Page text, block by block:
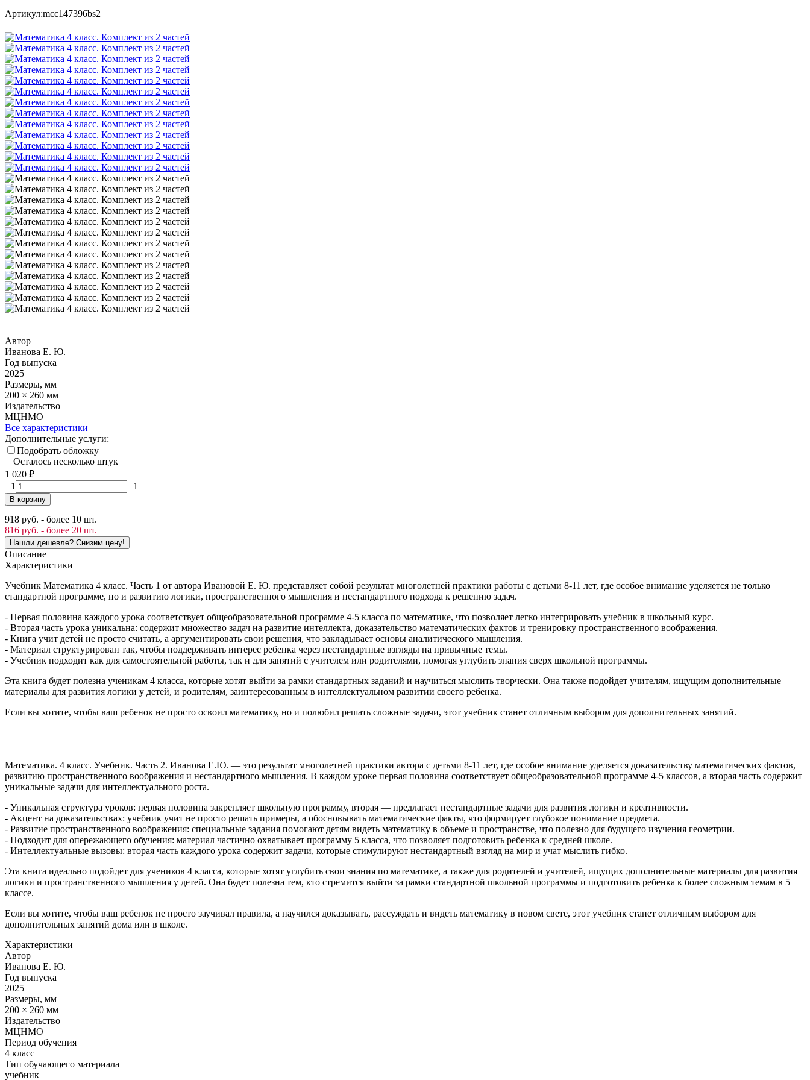
Артикул:mcc147396bs2
Автор
Иванова Е. Ю.
Год выпуска
2025
Размеры, мм
200 × 260 мм
Издательство
МЦНМО
Все характеристики
Дополнительные услуги:
Подобрать обложку
Осталось несколько штук
1 020 ₽
1
1
В корзину
918 руб. - более 10 шт.
816 руб. - более 20 шт.
Описание
Характеристики
Учебник Математика 4 класс. Часть 1 от автора Ивановой Е. Ю. представляет собой результат многолетней практики работы с детьми 8-11 лет, где особое внимание уделяется не только
стандартной программе, но и развитию логики, пространственного мышления и нестандартного подхода к решению задач.
- Первая половина каждого урока соответствует общеобразовательной программе 4-5 класса по математике, что позволяет легко интегрировать учебник в школьный курс.
- Вторая часть урока уникальна: содержит множество задач на развитие интеллекта, доказательство математических фактов и тренировку пространственного воображения.
- Книга учит детей не просто считать, а аргументировать свои решения, что закладывает основы аналитического мышления.
- Материал структурирован так, чтобы поддерживать интерес ребенка через нестандартные взгляды на привычные темы.
- Учебник подходит как для самостоятельной работы, так и для занятий с учителем или родителями, помогая углубить знания сверх школьной программы.
Эта книга будет полезна ученикам 4 класса, которые хотят выйти за рамки стандартных заданий и научиться мыслить творчески. Она также подойдет учителям, ищущим дополнительные
материалы для развития логики у детей, и родителям, заинтересованным в интеллектуальном развитии своего ребенка.
Если вы хотите, чтобы ваш ребенок не просто освоил математику, но и полюбил решать сложные задачи, этот учебник станет отличным выбором для дополнительных занятий.
Математика. 4 класс. Учебник. Часть 2. Иванова Е.Ю. — это результат многолетней практики автора с детьми 8-11 лет, где особое внимание уделяется доказательству математических фактов,
развитию пространственного воображения и нестандартного мышления. В каждом уроке первая половина соответствует общеобразовательной программе 4-5 классов, а вторая часть содержит
уникальные задачи для интеллектуального роста.
- Уникальная структура уроков: первая половина закрепляет школьную программу, вторая — предлагает нестандартные задачи для развития логики и креативности.
- Акцент на доказательствах: учебник учит не просто решать примеры, а обосновывать математические факты, что формирует глубокое понимание предмета.
- Развитие пространственного воображения: специальные задания помогают детям видеть математику в объеме и пространстве, что полезно для будущего изучения геометрии.
- Подходит для опережающего обучения: материал частично охватывает программу 5 класса, что позволяет подготовить ребенка к средней школе.
- Интеллектуальные вызовы: вторая часть каждого урока содержит задачи, которые стимулируют нестандартный взгляд на мир и учат мыслить гибко.
Эта книга идеально подойдет для учеников 4 класса, которые хотят углубить свои знания по математике, а также для родителей и учителей, ищущих дополнительные материалы для развития
логики и пространственного мышления у детей. Она будет полезна тем, кто стремится выйти за рамки стандартной школьной программы и подготовить ребенка к более сложным темам в 5
классе.
Если вы хотите, чтобы ваш ребенок не просто заучивал правила, а научился доказывать, рассуждать и видеть математику в новом свете, этот учебник станет отличным выбором для
дополнительных занятий дома или в школе.
Характеристики
Автор
Иванова Е. Ю.
Год выпуска
2025
Размеры, мм
200 × 260 мм
Издательство
МЦНМО
Период обучения
4 класс
Тип обучающего материала
учебник